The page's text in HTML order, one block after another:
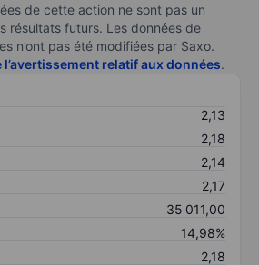
de cette action ne sont pas un
résultats futurs. Les données de
n’ont pas été modifiées par Saxo.
l’avertissement relatif aux données.
2,13
2,18
2,14
2,17
35 011,00
14,98%
2,18